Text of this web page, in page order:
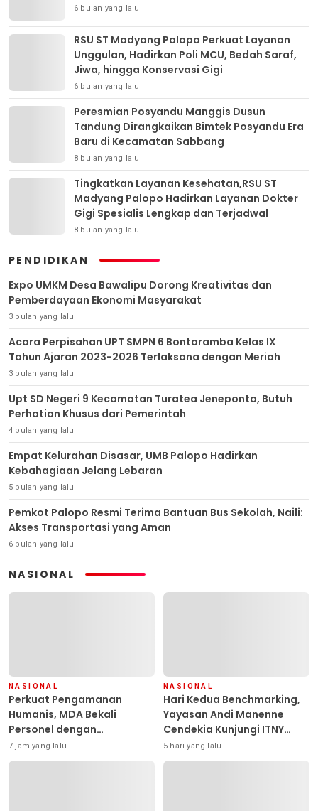
6 bulan yang lalu
RSU ST Madyang Palopo Perkuat Layanan
Unggulan, Hadirkan Poli MCU, Bedah Saraf,
Jiwa, hingga Konservasi Gigi
6 bulan yang lalu
Peresmian Posyandu Manggis Dusun
Tandung Dirangkaikan Bimtek Posyandu Era
Baru di Kecamatan Sabbang
8 bulan yang lalu
Tingkatkan Layanan Kesehatan,RSU ST
Madyang Palopo Hadirkan Layanan Dokter
Gigi Spesialis Lengkap dan Terjadwal
8 bulan yang lalu
PENDIDIKAN
Expo UMKM Desa Bawalipu Dorong Kreativitas dan
Pemberdayaan Ekonomi Masyarakat
3 bulan yang lalu
Acara Perpisahan UPT SMPN 6 Bontoramba Kelas IX
Tahun Ajaran 2023-2026 Terlaksana dengan Meriah
3 bulan yang lalu
Upt SD Negeri 9 Kecamatan Turatea Jeneponto, Butuh
Perhatian Khusus dari Pemerintah
4 bulan yang lalu
Empat Kelurahan Disasar, UMB Palopo Hadirkan
Kebahagiaan Jelang Lebaran
5 bulan yang lalu
Pemkot Palopo Resmi Terima Bantuan Bus Sekolah, Naili:
Akses Transportasi yang Aman
6 bulan yang lalu
NASIONAL
NASIONAL
Perkuat Pengamanan
Humanis, MDA Bekali
Personel dengan
Pemahaman HAM
7 jam yang lalu
NASIONAL
Hari Kedua Benchmarking,
Yayasan Andi Manenne
Cendekia Kunjungi ITNY
Yogyakarta
5 hari yang lalu